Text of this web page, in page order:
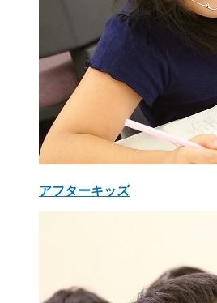
アフターキッズ